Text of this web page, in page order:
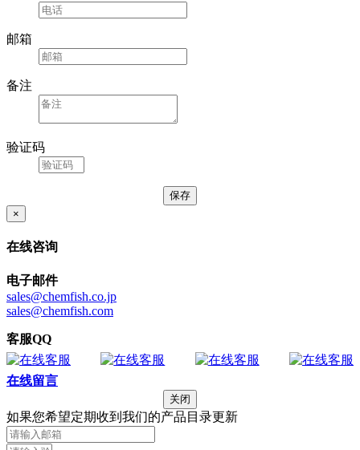
邮箱
备注
验证码
×
在线咨询
电子邮件
sales@chemfish.co.jp
sales@chemfish.com
客服QQ
在线留言
关闭
如果您希望定期收到我们的产品目录更新